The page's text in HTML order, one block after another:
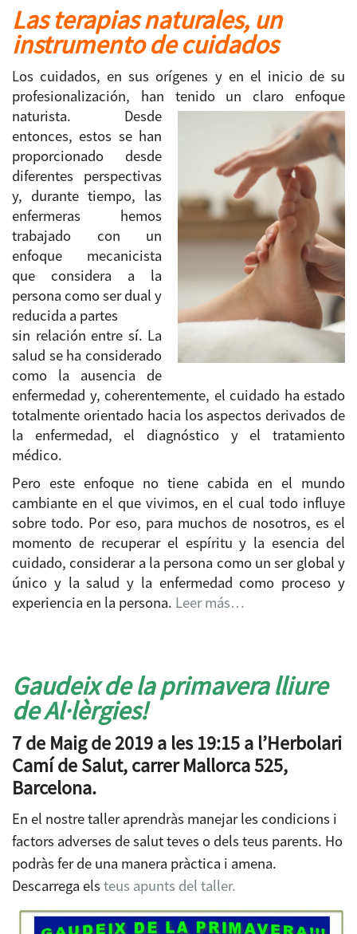
Las terapias naturales, un
instrumento de cuidados
Los cuidados, en sus orígenes y en el inicio de su
profesionalización, han tenido un claro enfoque
naturista. Desde
entonces, estos se han
proporcionado desde
diferentes perspectivas
y, durante tiempo, las
enfermeras hemos
trabajado con un
enfoque mecanicista
que considera a la
persona como ser dual y
reducida a partes
sin relación entre sí. La
salud se ha considerado
como la ausencia de
enfermedad y, coherentemente, el cuidado ha estado
totalmente orientado hacia los aspectos derivados de
la enfermedad, el diagnóstico y el tratamiento
médico.
Pero este enfoque no tiene cabida en el mundo
cambiante en el que vivimos, en el cual todo influye
sobre todo. Por eso, para muchos de nosotros, es el
momento de recuperar el espíritu y la esencia del
cuidado, considerar a la persona como un ser global y
único y la salud y la enfermedad como proceso y
experiencia en la persona. Leer más…
Gaudeix de la primavera lliure
de Al·lèrgies!
7 de Maig de 2019 a les 19:15 a l’Herbolari
Camí de Salut, carrer Mallorca 525,
Barcelona.
En el nostre taller aprendràs manejar les condicions i
factors adverses de salut teves o dels teus parents. Ho
podràs fer de una manera pràctica i amena.
Descarrega elsteus apunts del taller.